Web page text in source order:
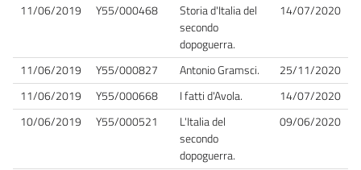
11/06/2019 Y55/000468
Storia d'Italia del
secondo
dopoguerra.
14/07/2020
11/06/2019 Y55/000827 Antonio Gramsci.
25/11/2020
11/06/2019
Y55/000668 I fatti d'Avola.
14/07/2020
10/06/2019
Y55/000521
L'Italia del
secondo
dopoguerra.
09/06/2020